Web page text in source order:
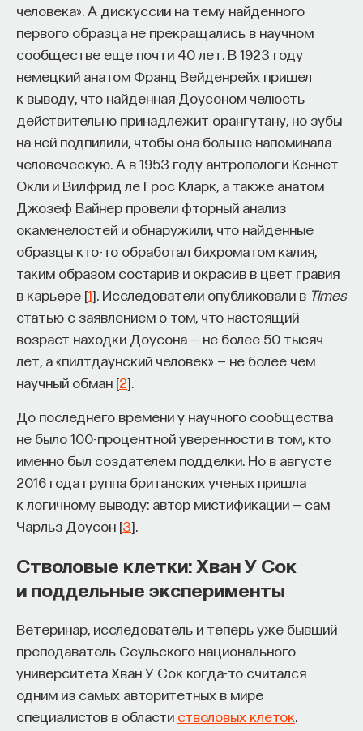
человека». А дискуссии на тему найденного
первого образца не прекращались в научном
сообществе еще почти 40 лет. В 1923 году
немецкий анатом Франц Вейденрейх пришел
к выводу, что найденная Доусоном челюсть
действительно принадлежит орангутану, но зубы
на ней подпилили, чтобы она больше напоминала
человеческую. А в 1953 году антропологи Кеннет
Окли и Вилфрид ле Грос Кларк, а также анатом
Джозеф Вайнер провели фторный анализ
окаменелостей и обнаружили, что найденные
образцы кто-то обработал бихроматом калия,
таким образом состарив и окрасив в цвет гравия
в карьере [1]. Исследователи опубликовали в Times
статью с заявлением о том, что настоящий
возраст находки Доусона — не более 50 тысяч
лет, а «пилтдаунский человек» — не более чем
научный обман [2].
До последнего времени у научного сообщества
не было 100-процентной уверенности в том, кто
именно был создателем подделки. Но в августе
2016 года группа британских ученых пришла
к логичному выводу: автор мистификации — сам
Чарльз Доусон [3].
Стволовые клетки: Хван У Сок
и поддельные эксперименты
Ветеринар, исследователь и теперь уже бывший
преподаватель Сеульского национального
университета Хван У Сок когда-то считался
одним из самых авторитетных в мире
специалистов в области стволовых клеток
Внеси свой вклад в дело
просвещения!
ПОДДЕРЖАТЬ ПОСТНАУКУ